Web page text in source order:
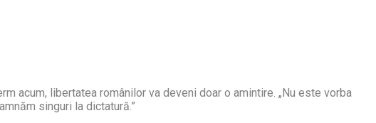
acum, libertatea românilor va deveni doar o amintire. „Nu este vorba
singuri la dictatură.”